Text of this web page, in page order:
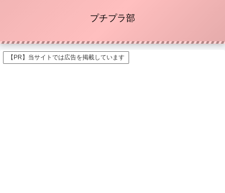
プチプラ部
【PR】当サイトでは広告を掲載しています